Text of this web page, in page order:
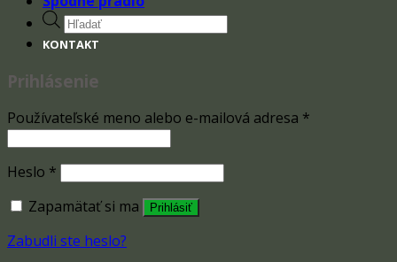
Products
search
KONTAKT
Prihlásenie
Používateľské meno alebo e-mailová adresa *
Heslo *
Zapamätať si ma
Prihlásiť
Zabudli ste heslo?